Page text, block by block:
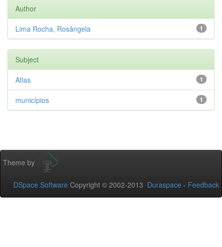
Author
1
Lima Rocha, Rosângela
Subject
1
Atlas
1
municípios
Theme by
DSpace Software Copyright © 2002-2013 Duraspace - Feedback